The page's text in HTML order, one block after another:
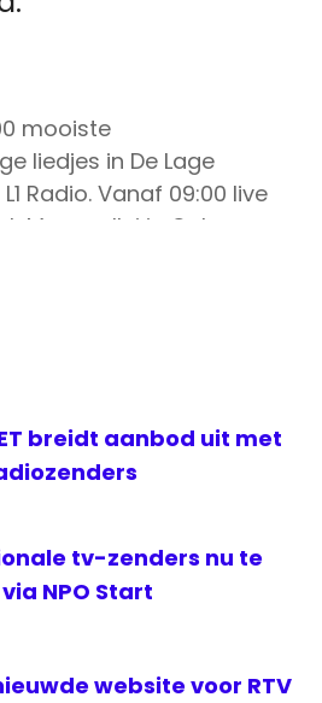
mooiste
liedjes in De Lage
Radio. Vanaf 09:00 live
Maasvallei in Ophoven
breidt aanbod uit met
tv-zenders nu te
NPO Start
website voor RTV